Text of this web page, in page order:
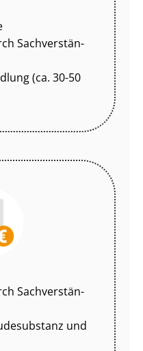
Sach­ver­stän­
(ca. 30-50
Sach­ver­stän­
und